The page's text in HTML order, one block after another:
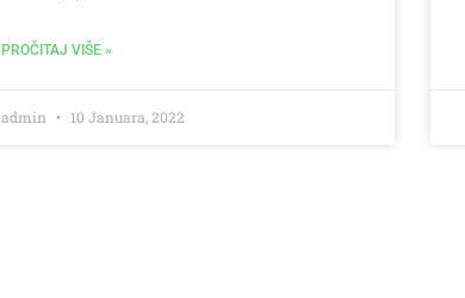
PROČITAJ VIŠE »
admin 10 Januara, 2022